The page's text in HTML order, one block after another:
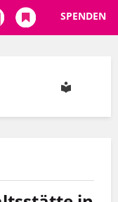
SPENDEN